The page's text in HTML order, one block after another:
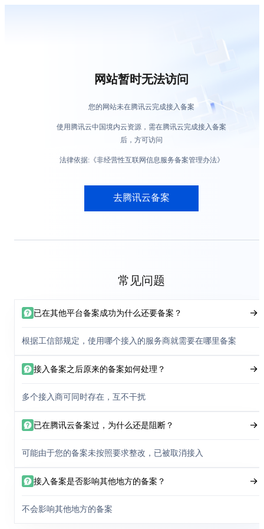
网站暂时无法访问
您的网站未在腾讯云完成接入备案
使用腾讯云中国境内云资源，需在腾讯云完成接入备案
后，方可访问
法律依据:《非经营性互联网信息服务备案管理办法》
去腾讯云备案
常见问题
已在其他平台备案成功为什么还要备案？
根据工信部规定，使用哪个接入的服务商就需要在哪里备案
接入备案之后原来的备案如何处理？
多个接入商可同时存在，互不干扰
已在腾讯云备案过，为什么还是阻断？
可能由于您的备案未按照要求整改，已被取消接入
接入备案是否影响其他地方的备案？
不会影响其他地方的备案